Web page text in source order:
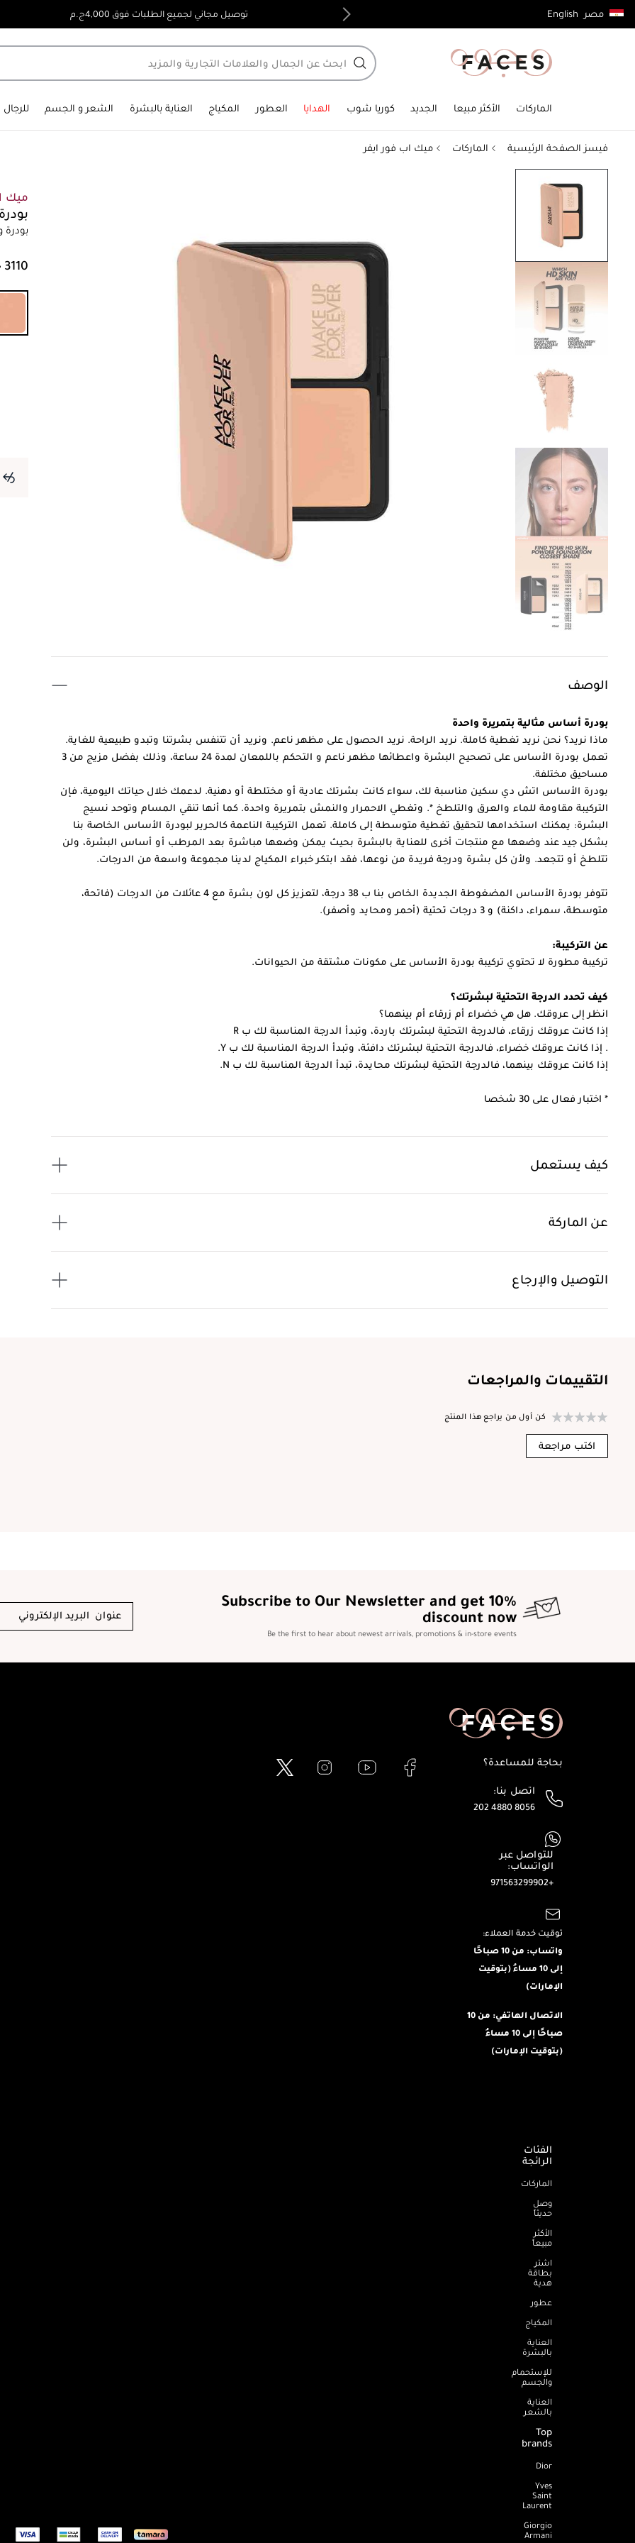
مصر English توصيل مجاني لجميع الطلبات فوق 4,000ج.م منتجات أصلية 100%
الماركات الأكثر مبيعا الجديد كوريا شوب الهدايا العطور المكياج العناية بالبشرة الشعر و الجسم للرجال
فيسز الصفحة الرئيسية الماركات ميك اب فور ايفر
الوصف
بودرة أساس مثالية بتمريرة واحدة
ماذا نريد؟ نحن نريد تغطية كاملة. نريد الراحة. نريد الحصول على مظهر ناعم. ونريد أن تتنفس بشرتنا وتبدو طبيعية للغاية.
تعمل بودرة الأساس على تصحيح البشرة واعطائها مظهر ناعم و التحكم باللمعان لمدة 24 ساعة، وذلك بفضل مزيج من 3
مساحيق مختلفة.
بودرة الأساس اتش دي سكين مناسبة لك، سواء كانت بشرتك عادية أو مختلطة أو دهنية. لدعمك خلال حياتك اليومية، فإن
التركيبة مقاومة للماء والعرق والتلطخ *. وتغطي الاحمرار والنمش بتمريرة واحدة. كما أنها تنقي المسام وتوحد نسيج
البشرة: يمكنك استخدامها لتحقيق تغطية متوسطة إلى كاملة. تعمل التركيبة الناعمة كالحرير لبودرة الأساس الخاصة بنا
بشكل جيد عند وضعها مع منتجات أخرى للعناية بالبشرة بحيث يمكن وضعها مباشرة بعد المرطب أو أساس البشرة، ولن
تتلطخ أو تتجعد. ولأن كل بشرة ودرجة فريدة من نوعها، فقد ابتكر خبراء المكياج لدينا مجموعة واسعة من الدرجات.
تتوفر بودرة الأساس المضغوطة الجديدة الخاص بنا ب 38 درجة، لتعزيز كل لون بشرة مع 4 عائلات من الدرجات (فاتحة،
متوسطة، سمراء، داكنة) و 3 درجات تحتية (أحمر ومحايد وأصفر).
عن التركيبة:
تركيبة مطورة لا تحتوي تركيبة بودرة الأساس على مكونات مشتقة من الحيوانات.
كيف تحدد الدرجة التحتية لبشرتك؟
انظر إلى عروقك. هل هي خضراء أم زرقاء أم بينهما؟
إذا كانت عروقك زرقاء، فالدرجة التحتية لبشرتك باردة، وتبدأ الدرجة المناسبة لك ب R
. إذا كانت عروقك خضراء، فالدرجة التحتية لبشرتك دافئة، وتبدأ الدرجة المناسبة لك ب Y.
إذا كانت عروقك بينهما، فالدرجة التحتية لبشرتك محايدة، تبدأ الدرجة المناسبة لك ب N.
* اختبار فعال على 30 شخصا
كيف يستعمل
عن الماركة
التوصيل والإرجاع
ميك
بودرة
التقييمات والمراجعات
كن أول من يراجع هذا المنتج
اكتب مراجعة
Subscribe to Our Newsletter and get 10%
discount now
Be the first to hear about newest arrivals, promotions & in-store events
بحاجة للمساعدة؟
اتصل بنا:
202 4880 8056
للتواصل عبر
الواتساب:
+971563299902
توقيت خدمة العملاء:
واتساب: من 10 صباحًا
إلى 10 مساءُ (بتوقيت
الإمارات)
الاتصال الهاتفي: من 10
صباحًا إلى 10 مساءُ
(بتوقيت الإمارات)
الفئات
الرائجة
الماركات
وصل
حديثاً
الأكثر
مبيعاً
اشترِ
بطاقة
هدية
عطور
المكياج
العناية
بالبشرة
للإستحمام
والجسم
العناية
بالشعر
Top
brands
Dior
Yves
Saint
Laurent
Giorgio
Armani